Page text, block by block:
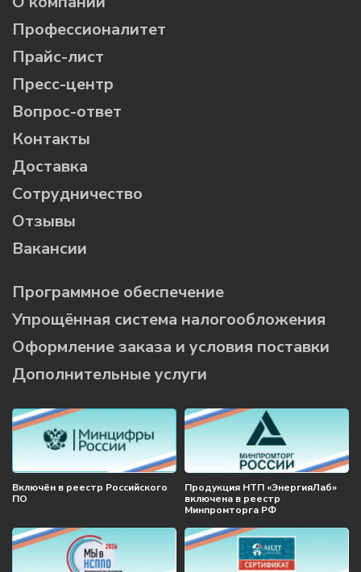
Профессионалитет
Прайс-лист
Пресс-центр
Вопрос-ответ
Контакты
Доставка
Сотрудничество
Отзывы
Вакансии
Программное обеспечение
Упрощённая система налогообложения
Оформление заказа и условия поставки
Дополнительные услуги
Включён в реестр Российского
ПО
Продукция НТП «ЭнергияЛаб»
включена в реестр
Минпромторга РФ